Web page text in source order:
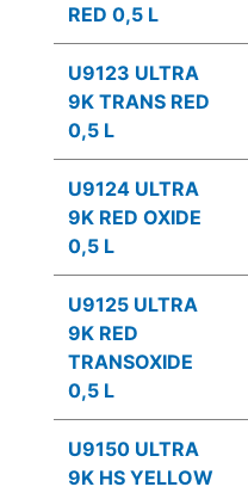
RED 0,5 L
U9123 ULTRA
9K TRANS RED
0,5 L
U9124 ULTRA
9K RED OXIDE
0,5 L
U9125 ULTRA
9K RED
TRANSOXIDE
0,5 L
U9150 ULTRA
9K HS YELLOW